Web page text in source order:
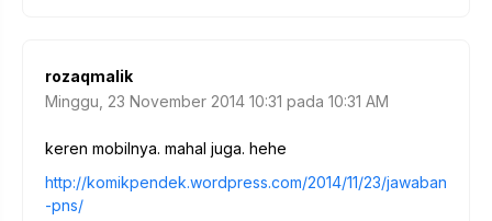
rozaqmalik
Minggu, 23 November 2014 10:31 pada 10:31 AM
keren mobilnya. mahal juga. hehe
http://komikpendek.wordpress.com/2014/11/23/jawaban
-pns/